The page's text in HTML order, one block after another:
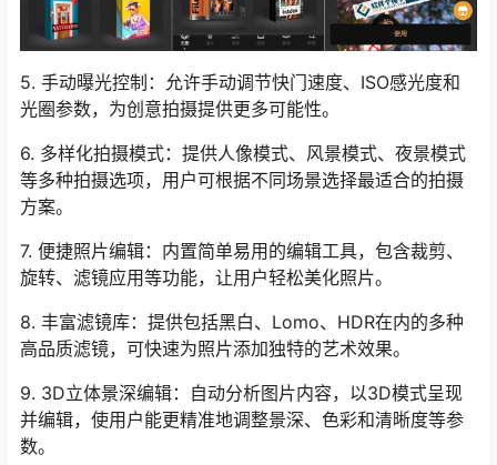
5. 手动曝光控制：允许手动调节快门速度、ISO感光度和
光圈参数，为创意拍摄提供更多可能性。
6. 多样化拍摄模式：提供人像模式、风景模式、夜景模式
等多种拍摄选项，用户可根据不同场景选择最适合的拍摄
方案。
7. 便捷照片编辑：内置简单易用的编辑工具，包含裁剪、
旋转、滤镜应用等功能，让用户轻松美化照片。
8. 丰富滤镜库：提供包括黑白、Lomo、HDR在内的多种
高品质滤镜，可快速为照片添加独特的艺术效果。
9. 3D立体景深编辑：自动分析图片内容，以3D模式呈现
并编辑，使用户能更精准地调整景深、色彩和清晰度等参
数。